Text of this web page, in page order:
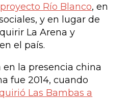
proyecto Río Blanco, en
y en lugar de
La Arena y
el país.
la presencia china
fue 2014, cuando
Las Bambas a